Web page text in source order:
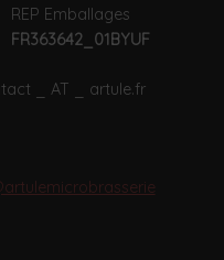
REP Emballages
FR363642_01BYUF
_ AT _ artule.fr